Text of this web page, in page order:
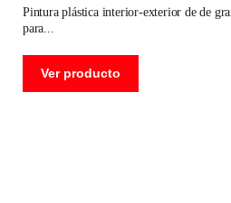
pintura plástica interior-exterior de de gran rendimiento y cubrición,
para
Ver producto